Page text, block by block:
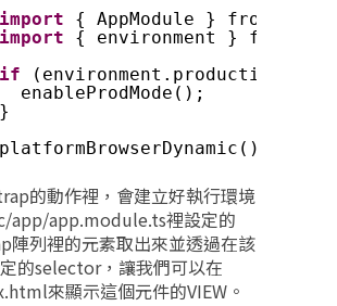
import
{ AppModule } from
import
{ environment } from
if
(environment.production) {
enableProdMode();
}
的動作裡，會建立好執行環境
app/app.module.ts裡設定的
列裡的元素取出來並透過在該
的selector，讓我們可以在
來顯示這個元件的VIEW。